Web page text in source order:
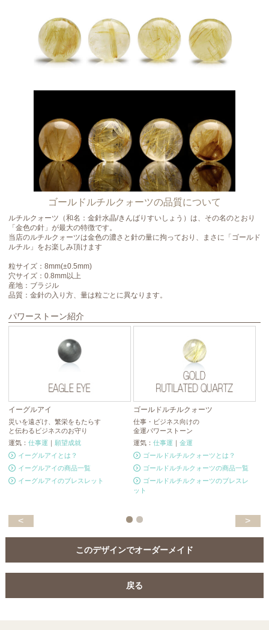
ゴールドルチルクォーツの品質について
ルチルクォーツ（和名：金針水晶/きんばりすいしょう）は、その名のとおり
「金色の針」が最大の特徴です。
当店のルチルクォーツは金色の濃さと針の量に拘っており、まさに「ゴールド
ルチル」をお楽しみ頂けます
粒サイズ：8mm(±0.5mm)
穴サイズ：0.8mm以上
産地：ブラジル
品質：金針の入り方、量は粒ごとに異なります。
パワーストーン紹介
イーグルアイ
災いを遠ざけ、繁栄をもたらす
と伝わるビジネスのお守り
運気： 仕事運 ｜ 願望成就
イーグルアイとは？
イーグルアイの商品一覧
イーグルアイのブレスレット
ゴールドルチルクォーツ
仕事・ビジネス向けの
金運パワーストーン
運気：仕事運 ｜金運
ゴールドルチルクォーツとは？
ゴールドルチルクォーツの商品一覧
ゴールドルチルクォーツのブレスレ
ット
< >
このデザインでオーダーメイド
戻る